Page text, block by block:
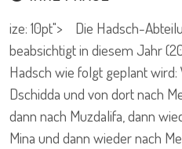
ize: 10pt"> Die Hadsch-
beabsichtigt in diesem Jahr
Hadsch wie folgt geplant
Dschidda und von dort nach
dann nach Muzdalifa, dann
Mina und dann wieder nach